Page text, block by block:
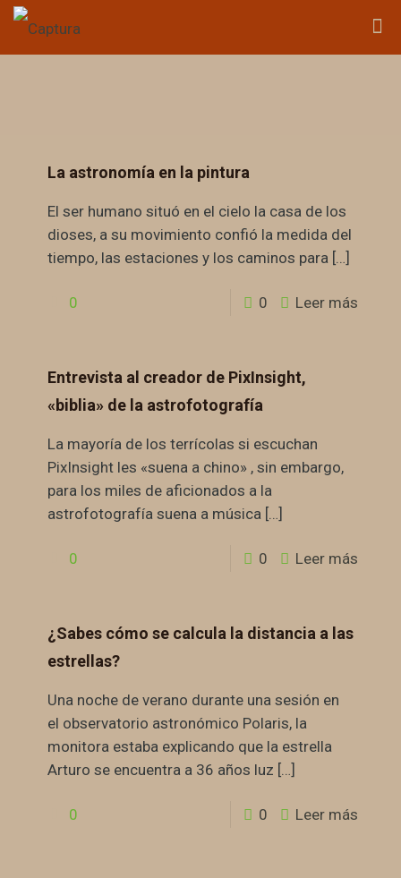
La astronomía en la pintura
El ser humano situó en el cielo la casa de los
dioses, a su movimiento confió la medida del
tiempo, las estaciones y los caminos para […]
0 0 Leer más
Entrevista al creador de PixInsight,
«biblia» de la astrofotografía
La mayoría de los terrícolas si escuchan
PixInsight les «suena a chino» , sin embargo,
para los miles de aficionados a la
astrofotografía suena a música […]
0 0 Leer más
¿Sabes cómo se calcula la distancia a las
estrellas?
Una noche de verano durante una sesión en
el observatorio astronómico Polaris, la
monitora estaba explicando que la estrella
Arturo se encuentra a 36 años luz […]
0 0 Leer más